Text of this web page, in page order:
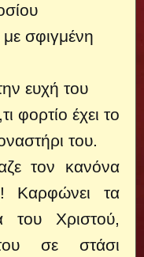
σφιγμένη
ευχή του
φορτίο έχει το
του.
τον κανόνα
Καρφώνει τα
του Χριστού,
σε στάσι